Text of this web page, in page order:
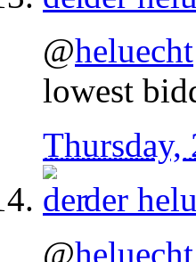
@heluecht
lowest
der
@heluecht